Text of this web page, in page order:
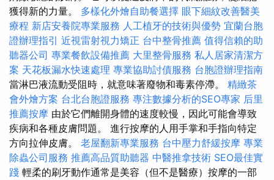
獲得新的力量。 多樣化外燴自助餐選擇 眼下細紋改善醫美
療程 新店安養院專業服務 人工植牙的技術與優勢 宜蘭台胞
證辦理指引 近視雷射視力矯正 台中整骨推薦 值得信賴的助
聽器公司 專業餐飲設備推薦 大里整骨服務 私人居家清潔方
案 天花板漏水快速處理 專業協助討債服務 台胞證辦理指南
當淋巴液流動受阻時，就意味著廢物和毒素停滯。 精緻茶
會外燴方案 台北台胞證服務 專注數據分析的SEO專家 后里
推薦按摩 由於它們離開身體的速度較慢，因此可能會導致
疾病和各種皮膚問題。 進行按摩的人用手掌和手指向特定
方向拉伸皮膚。 老屋翻新專業服務 台中壓力舒緩按摩 專業
除蟲公司服務 推薦高品質助聽器 中醫推拿技術 SEO最佳實
踐 輕柔的刷牙動作通常是美容（但不是醫療）按摩的一部